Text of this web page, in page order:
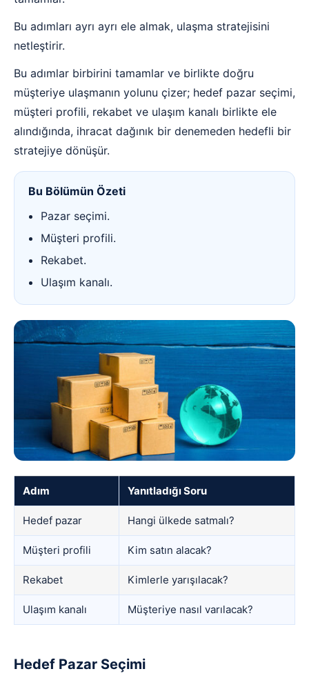
Bu adımları ayrı ayrı ele almak, ulaşma stratejisini
netleştirir.
Bu adımlar birbirini tamamlar ve birlikte doğru
müşteriye ulaşmanın yolunu çizer; hedef pazar seçimi,
müşteri profili, rekabet ve ulaşım kanalı birlikte ele
alındığında, ihracat dağınık bir denemeden hedefli bir
stratejiye dönüşür.
Bu Bölümün Özeti
Pazar seçimi.
Müşteri profili.
Rekabet.
Ulaşım kanalı.
Adım Yanıtladığı Soru
Hedef pazar Hangi ülkede satmalı?
Müşteri profili Kim satın alacak?
Rekabet Kimlerle yarışılacak?
Ulaşım kanalı Müşteriye nasıl varılacak?
Hedef Pazar Seçimi